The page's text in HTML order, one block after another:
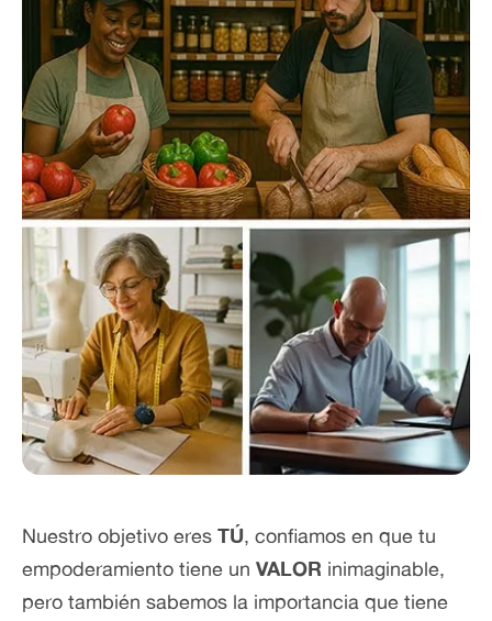
Nuestro objetivo eres TÚ, confiamos en que tu
empoderamiento tiene un VALOR inimaginable,
pero también sabemos la importancia que tiene